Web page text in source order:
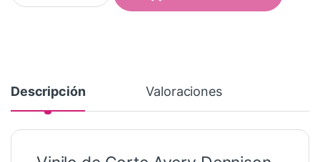
Descripción Valoraciones